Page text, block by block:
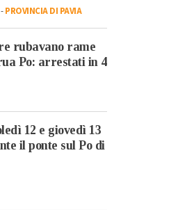
PROVINCIA DI PAVIA
rubavano rame
Po: arrestati in 4
12 e giovedì 13
il ponte sul Po di